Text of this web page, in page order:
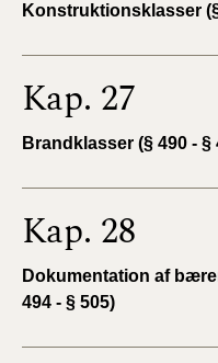
Konstruktionsklasser
Kap. 27
Brandklasser (§ 490 - §
Kap. 28
Dokumentation af
494 - § 505)